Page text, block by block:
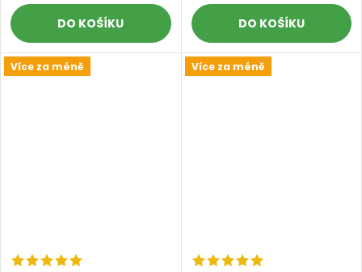
DO KOŠÍKU DO KOŠÍKU
Více za méně Více za méně